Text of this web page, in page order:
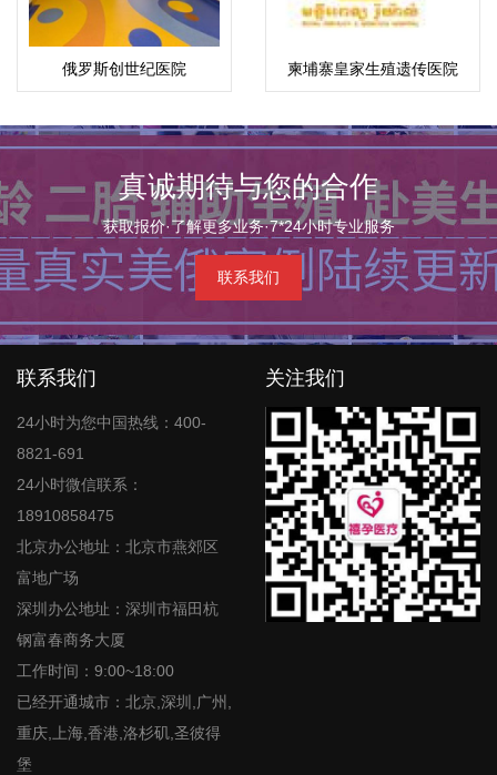
俄罗斯创世纪医院 柬埔寨皇家生殖遗传医院
真诚期待与您的合作
获取报价·了解更多业务·7*24小时专业服务
联系我们
联系我们
24小时为您中国热线：400-
8821-691
24小时微信联系：
18910858475
北京办公地址：北京市燕郊区
富地广场
深圳办公地址：深圳市福田杭
钢富春商务大厦
工作时间：9:00~18:00
已经开通城市：北京,深圳,广州,
重庆,上海,香港,洛杉矶,圣彼得
堡
关注我们